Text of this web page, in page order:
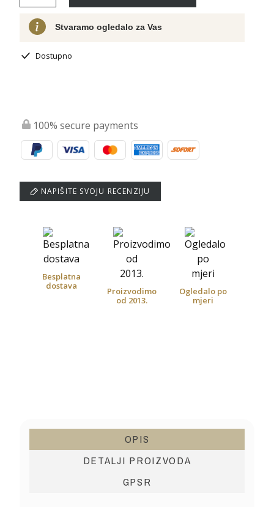
Stvaramo ogledalo za Vas
Dostupno
100% secure payments
NAPIŠITE SVOJU RECENZIJU
Besplatna
dostava
Proizvodimo
od 2013.
Ogledalo po
mjeri
OPIS
DETALJI PROIZVODA
GPSR